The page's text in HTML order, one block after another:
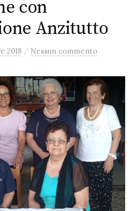
con
Anzitutto
2018 / Nessun commento